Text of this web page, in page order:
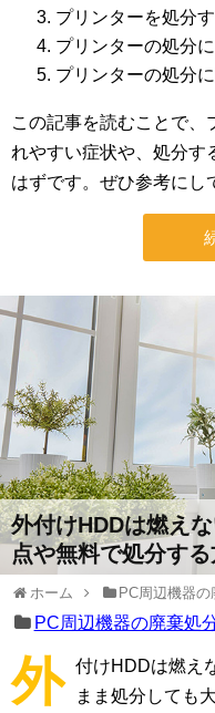
プリンターを処分
プリンターの処分
プリンターの処分
この記事を読むことで、
れやすい症状や、処分す
はずです。ぜひ参考にし
外付けHDDは燃え
点や無料で処分する
ホーム PC周辺機器の
PC周辺機器の廃棄処
外 付けHDDは燃え
まま処分しても